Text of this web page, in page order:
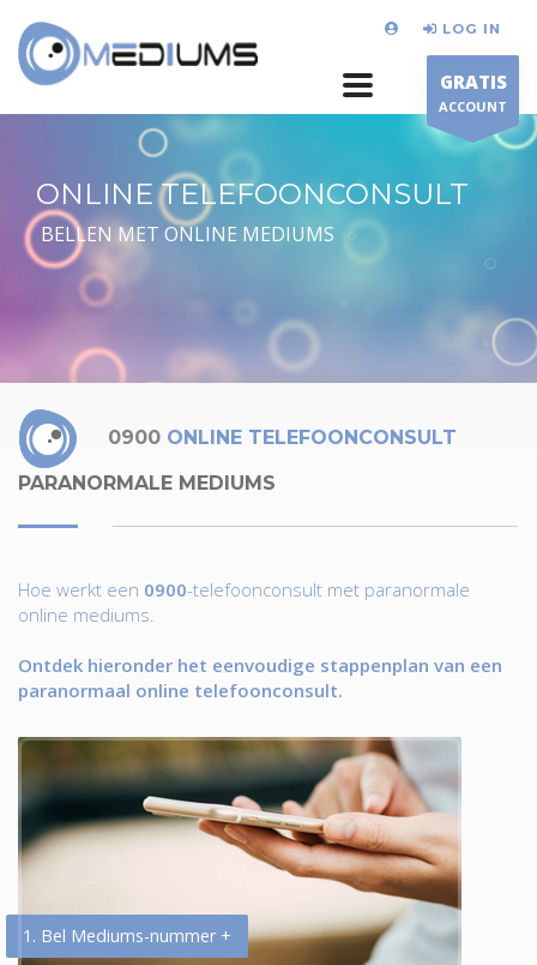
LOG IN
GRATIS
ACCOUNT
ONLINE TELEFOONCONSULT
BELLEN MET ONLINE MEDIUMS
0900 ONLINE TELEFOONCONSULT
PARANORMALE MEDIUMS
Hoe werkt een 0900-telefoonconsult met paranormale
online mediums.
Ontdek hieronder het eenvoudige stappenplan van een
paranormaal online telefoonconsult.
1. Bel Mediums-nummer +